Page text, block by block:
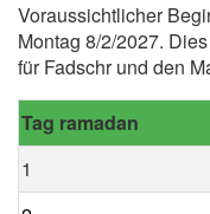
Voraussichtlicher
Montag 8/2/2027.
für Fadschr und den
Tag ramadan
1